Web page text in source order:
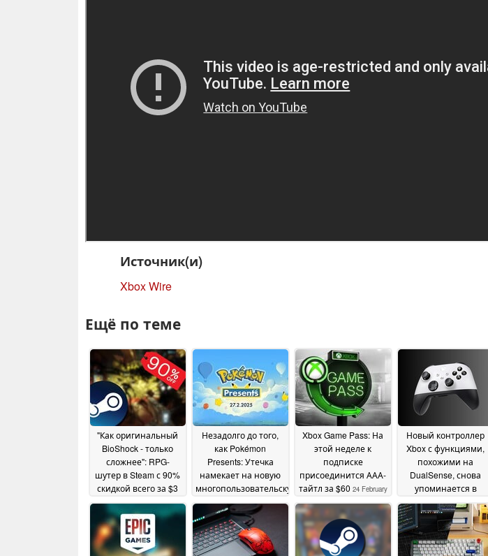
Источник(и)
Xbox Wire
Ещё по теме
"Как оригинальный
BioShock - только
сложнее": RPG-
шутер в Steam с 90%
скидкой всего за $3
21 April 2025
Незадолго до того,
как Pokémon
Presents: Утечка
намекает на новую
многопользовательскую
игру26 February 2025
Xbox Game Pass: На
этой неделе к
подписке
присоединится ААА-
тайтл за $60 24 February
2025
Новый контроллер
Xbox с функциями,
похожими на
DualSense, снова
упоминается в
последней утечке23
February 2025